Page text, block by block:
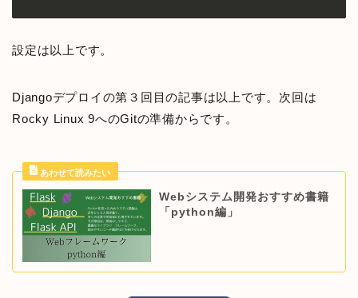
設定は以上です。
Djangoデプロイの第３回目の記事は以上です。次回は
Rocky Linux 9へのGitの準備からです。
Webシステム開発おすすめ書籍
「python編」